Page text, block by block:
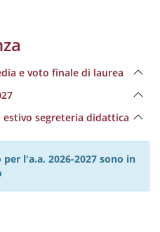
e voto finale di laurea
estivo segreteria didattica
l'a.a. 2026-2027 sono in